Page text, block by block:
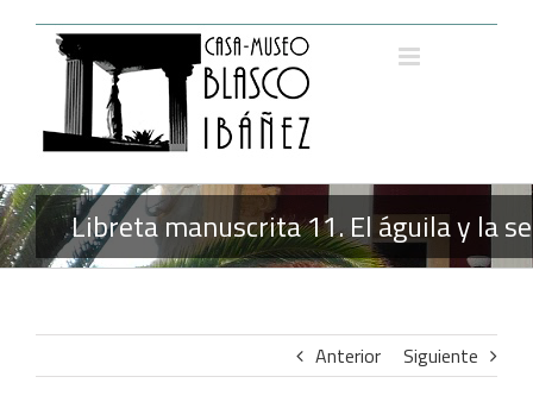
contenido
Libreta manuscrita 11. El águila y la
Anterior Siguiente